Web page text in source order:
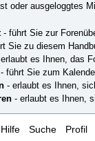
oder ausgeloggtes
- führt Sie zur
Sie zu diesem
es Ihnen, das
- führt Sie zum
- erlaubt es Ihnen,
- erlaubt es Ihnen,
Hilfe Suche Profil